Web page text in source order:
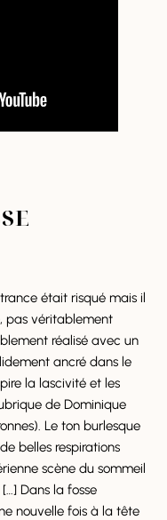
était risqué mais il
pas véritablement
réalisé avec un
ancré dans le
la lascivité et les
de Dominique
Le ton burlesque
belles respirations
scène du sommeil
Dans la fosse
nouvelle fois à la tête